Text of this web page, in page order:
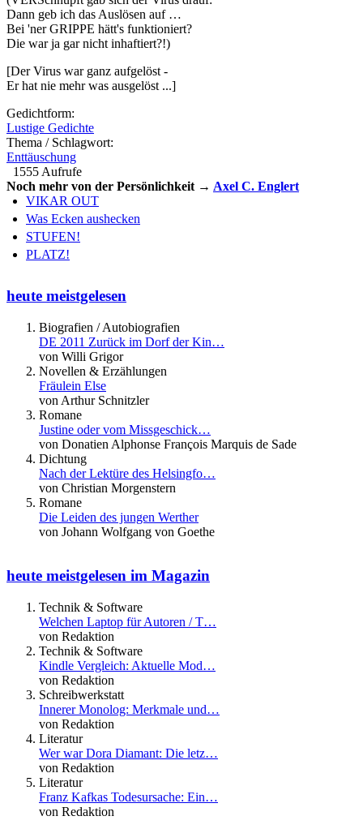
Dann geb ich das Auslösen auf …
Bei 'ner GRIPPE hätt's funktioniert?
Die war ja gar nicht inhaftiert?!)
[Der Virus war ganz aufgelöst -
Er hat nie mehr was ausgelöst ...]
Gedichtform:
Lustige Gedichte
Thema / Schlagwort:
Enttäuschung
1555 Aufrufe
Noch mehr von der Persönlichkeit → Axel C. Englert
VIKAR OUT
Was Ecken aushecken
STUFEN!
PLATZ!
heute meistgelesen
Biografien / Autobiografien
DE 2011 Zurück im Dorf der Kin…
von Willi Grigor
Novellen & Erzählungen
Fräulein Else
von Arthur Schnitzler
Romane
Justine oder vom Missgeschick…
von Donatien Alphonse François Marquis de Sade
Dichtung
Nach der Lektüre des Helsingfo…
von Christian Morgenstern
Romane
Die Leiden des jungen Werther
von Johann Wolfgang von Goethe
heute meistgelesen im Magazin
Technik & Software
Welchen Laptop für Autoren / T…
von Redaktion
Technik & Software
Kindle Vergleich: Aktuelle Mod…
von Redaktion
Schreibwerkstatt
Innerer Monolog: Merkmale und…
von Redaktion
Literatur
Wer war Dora Diamant: Die letz…
von Redaktion
Literatur
Franz Kafkas Todesursache: Ein…
von Redaktion